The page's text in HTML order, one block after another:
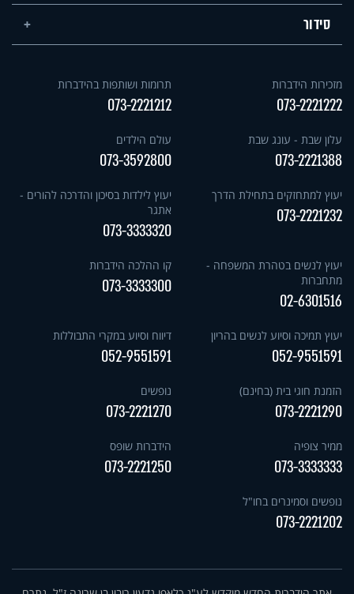
סידור
מזכירות הידברות
073-2221222
תרומות ושותפות בהידברות
073-2221212
עלון שבת - עונג שבת
073-2221388
עולם הילדים
073-3592800
יעוץ למתחזקים בתחילת הדרך
073-2221232
יעוץ לילדות בסיכון והדרכה להורים -
אתגר
073-3333320
יעוץ לנשים בטהרת המשפחה -
מתחברות
02-6301516
קו ההלכה הידברות
073-3333300
יעוץ תמיכה וסיוע לנשים בהריון
052-9551591
דיווח וסיוע במקרי התבוללות
052-9551591
הזמנת חוגי בית (בחינם)
073-2221290
נופשים
073-2221270
ממיר צופיה
073-3333333
הידברות שופס
073-2221250
נופשים וסמינרים בחו"ל
073-2221202